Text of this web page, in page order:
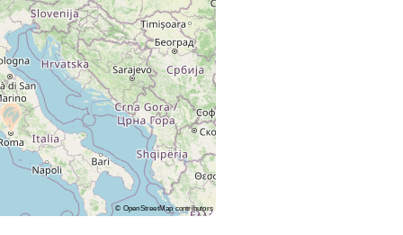
© OpenStreetMapcontributors